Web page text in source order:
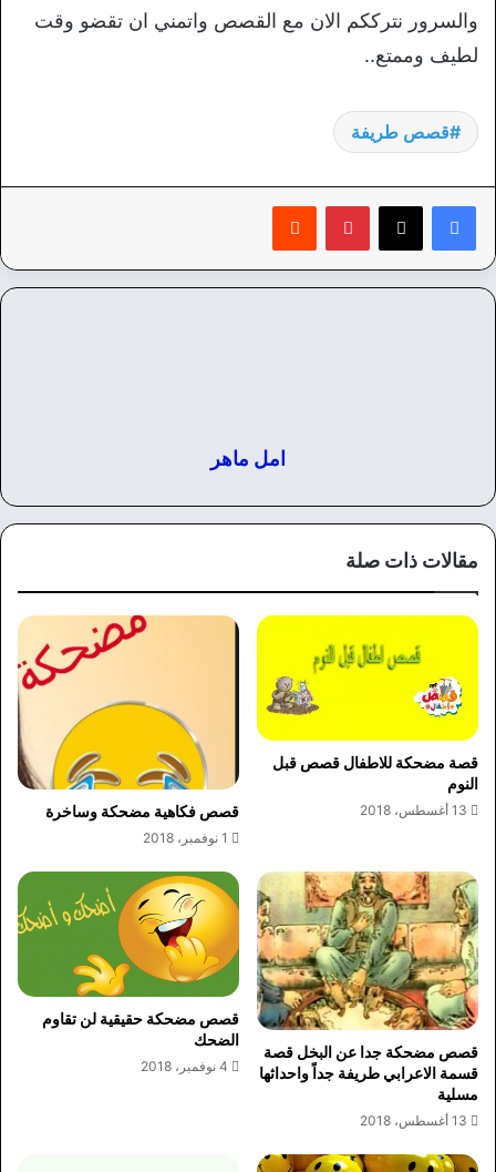
والسرور نترككم الان مع القصص واتمني ان تقضو وقت
لطيف وممتع..
قصص طريفة
بينتيريست
امل ماهر
مقالات ذات صلة
قصة مضحكة للاطفال قصص قبل
النوم
13 أغسطس، 2018 قصص فكاهية مضحكة وساخرة
1 نوفمبر، 2018
قصص مضحكة جدا عن البخل قصة
قسمة الاعرابي طريفة جداً واحداثها
مسلية
13 أغسطس، 2018
قصص مضحكة حقيقية لن تقاوم
الضحك
4 نوفمبر، 2018